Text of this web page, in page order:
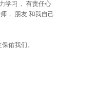
学习， 有责任心
， 朋友 和我自己
佑我们。